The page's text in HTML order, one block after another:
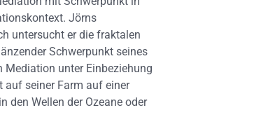
Jörns
untersucht er die fraktalen
Schwerpunkt seines
unter Einbeziehung
auf seiner Farm auf einer
den Wellen der Ozeane oder